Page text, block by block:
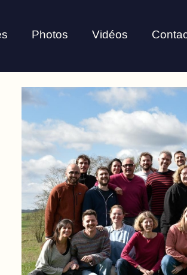
Photos Vidéos